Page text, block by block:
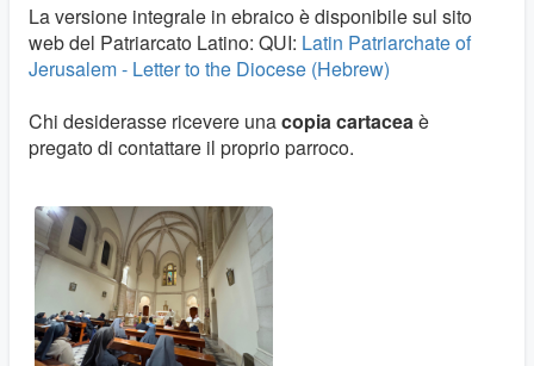
La versione integrale in ebraico è disponibile sul sito
web del Patriarcato Latino: QUI: Latin Patriarchate of
Jerusalem - Letter to the Diocese (Hebrew)
Chi desiderasse ricevere unacopia cartaceaè
pregato di contattare il proprio parroco.